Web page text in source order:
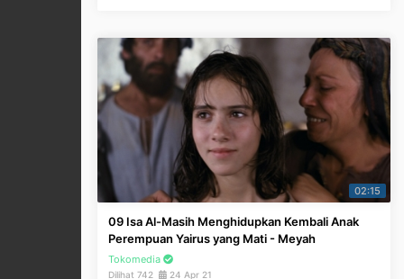
02:15
09 Isa Al-Masih Menghidupkan Kembali Anak
Perempuan Yairus yang Mati - Meyah
Tokomedia
Dilihat 742 24 Apr 21